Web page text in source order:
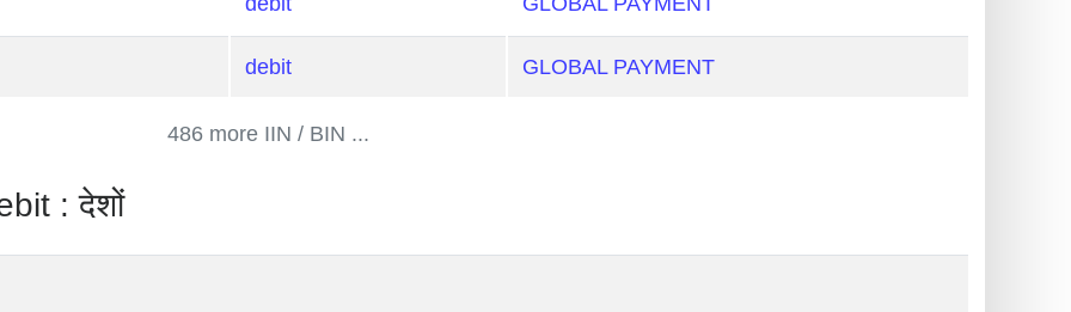
debit GLOBAL PAYMENT
486 more IIN / BIN ...
: देशों